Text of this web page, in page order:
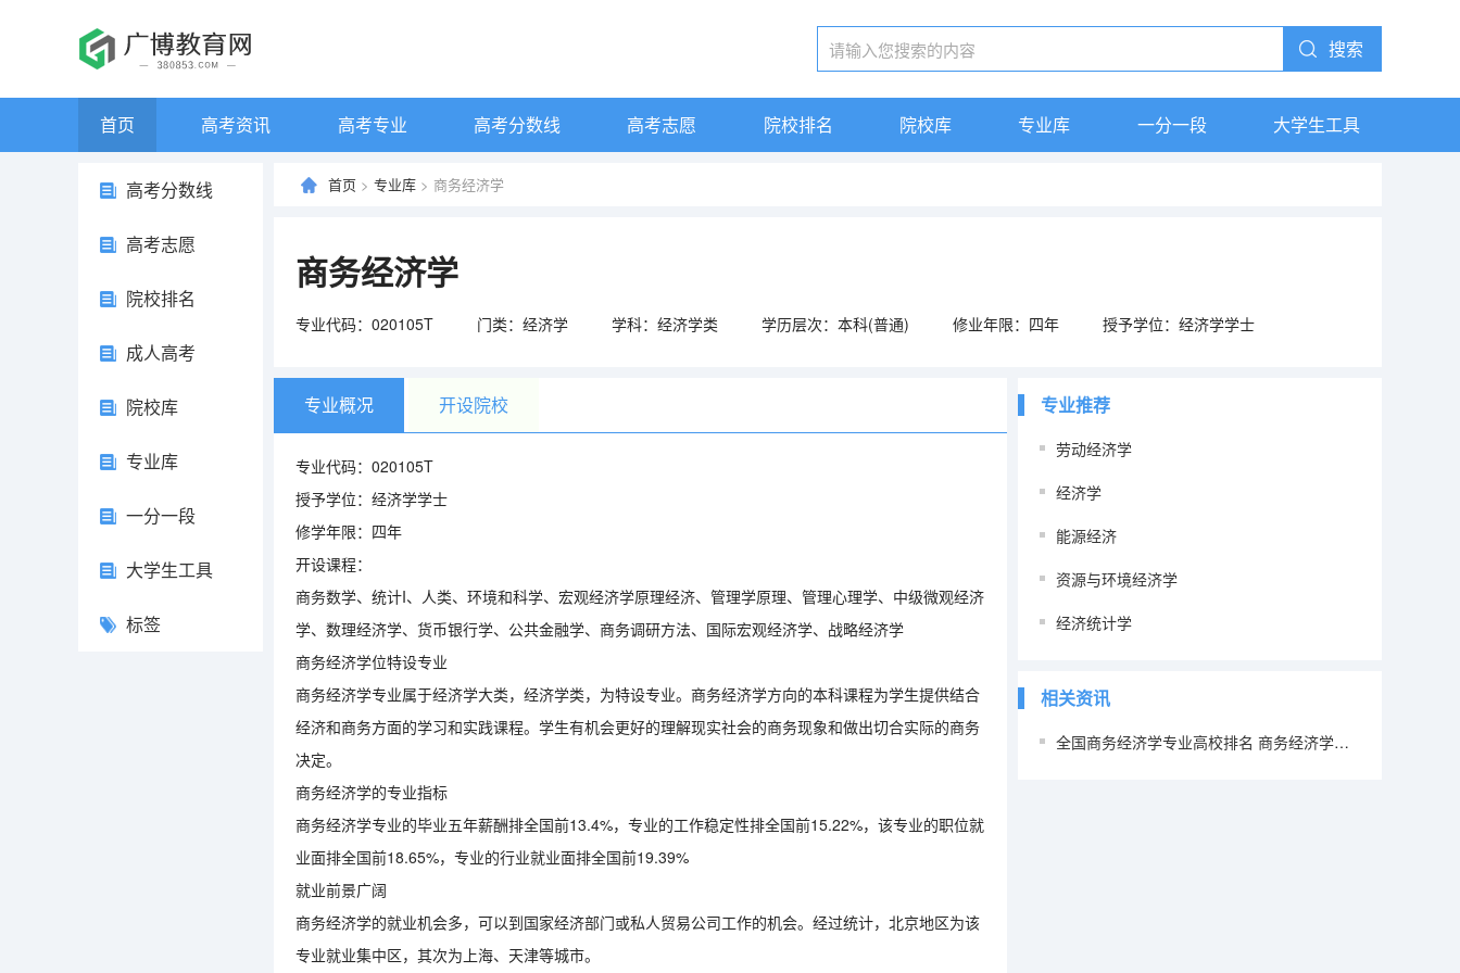
搜索
首页 高考资讯 高考专业 高考分数线 高考志愿 院校排名 院校库 专业库 一分一段 大学生工具
高考分数线
高考志愿
院校排名
成人高考
院校库
专业库
一分一段
大学生工具
标签
首页 > 专业库 > 商务经济学
商务经济学
专业代码：020105T 门类：经济学 学科：经济学类 学历层次：本科(普通) 修业年限：四年 授予学位：经济学学士
专业概况 开设院校
专业代码：020105T
授予学位：经济学学士
修学年限：四年
开设课程：
商务数学、统计I、人类、环境和科学、宏观经济学原理经济、管理学原理、管理心理学、中级微观经济
学、数理经济学、货币银行学、公共金融学、商务调研方法、国际宏观经济学、战略经济学
商务经济学位特设专业
商务经济学专业属于经济学大类，经济学类，为特设专业。商务经济学方向的本科课程为学生提供结合
经济和商务方面的学习和实践课程。学生有机会更好的理解现实社会的商务现象和做出切合实际的商务
决定。
商务经济学的专业指标
商务经济学专业的毕业五年薪酬排全国前13.4%，专业的工作稳定性排全国前15.22%，该专业的职位就
业面排全国前18.65%，专业的行业就业面排全国前19.39%
就业前景广阔
商务经济学的就业机会多，可以到国家经济部门或私人贸易公司工作的机会。经过统计，北京地区为该
专业就业集中区，其次为上海、天津等城市。
专业推荐
劳动经济学
经济学
能源经济
资源与环境经济学
经济统计学
相关资讯
全国商务经济学专业高校排名 商务经济学就业方向